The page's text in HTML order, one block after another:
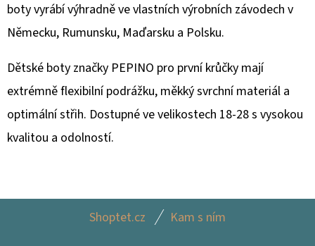
boty vyrábí výhradně ve vlastních výrobních závodech v
Německu, Rumunsku, Maďarsku a Polsku.
Dětské boty značky PEPINO pro první krůčky mají
extrémně flexibilní podrážku, měkký svrchní materiál a
optimální střih. Dostupné ve velikostech 18-28 s vysokou
kvalitou a odolností.
Shoptet.cz Kam s ním